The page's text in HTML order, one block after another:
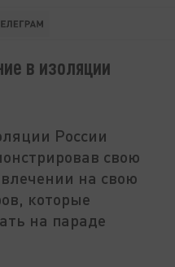
в изоляции
России
свою
на свою
которые
на параде